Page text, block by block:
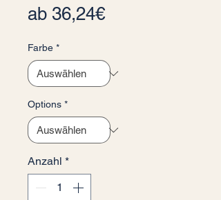
ab 36,24€Sale-Preis
Farbe *
Options *
Anzahl *